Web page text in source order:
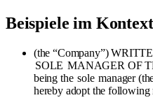
Beispiele im Kontext
(the “Company”)
SOLE MANAGER OF
being the sole manager
hereby adopt the following